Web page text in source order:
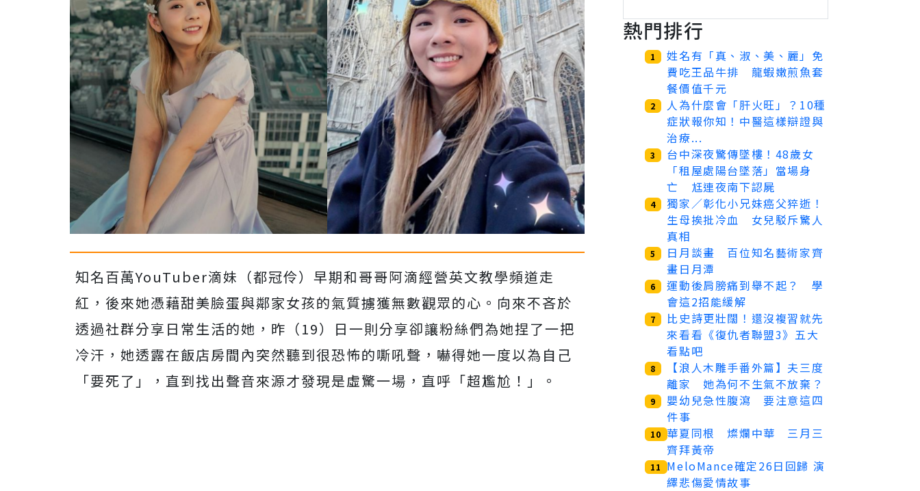
知名百萬YouTuber滴妹（都冠伶）早期和哥哥阿滴經營英文教學頻道走
紅，後來她憑藉甜美臉蛋與鄰家女孩的氣質擄獲無數觀眾的心。向來不吝於
透過社群分享日常生活的她，昨（19）日一則分享卻讓粉絲們為她捏了一把
冷汗，她透露在飯店房間內突然聽到很恐怖的嘶吼聲，嚇得她一度以為自己
「要死了」，直到找出聲音來源才發現是虛驚一場，直呼「超尷尬！」。
熱門排行
1
姓名有「真、淑、美、麗」免
費吃王品牛排 龍蝦嫩煎魚套
餐價值千元
2
人為什麼會「肝火旺」？10種
症狀報你知！中醫這樣辯證與
治療...
3
台中深夜驚傳墜樓！48歲女
「租屋處陽台墜落」當場身
亡 尪連夜南下認屍
4
獨家／彰化小兄妹癌父猝逝！
生母挨批冷血 女兒駁斥驚人
真相
5
日月談畫 百位知名藝術家齊
畫日月潭
6
運動後肩膀痛到舉不起？ 學
會這2招能緩解
7
比史詩更壯闊！還沒複習就先
來看看《復仇者聯盟3》五大
看點吧
8
【浪人木雕手番外篇】夫三度
離家 她為何不生氣不放棄？
9
嬰幼兒急性腹瀉 要注意這四
件事
10 華夏同根 燦爛中華 三月三
齊拜黃帝
11
MeloMance確定26日回歸 演
繹悲傷愛情故事